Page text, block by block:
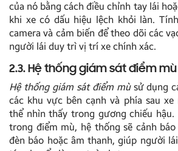
của nó bằng cách điều chỉnh tay lái
khi xe có dấu hiệu lệch khỏi làn.
camera và cảm biến để theo dõi các
người lái duy trì vị trí xe chính xác.
2.3. Hệ thống giám sát điểm mù
Hệ thống giám sát điểm mùsử dụng
các khu vực bên cạnh và phía sau
thể nhìn thấy trong gương chiếu hậu.
trong điểm mù, hệ thống sẽ cảnh
đèn báo hoặc âm thanh, giúp người